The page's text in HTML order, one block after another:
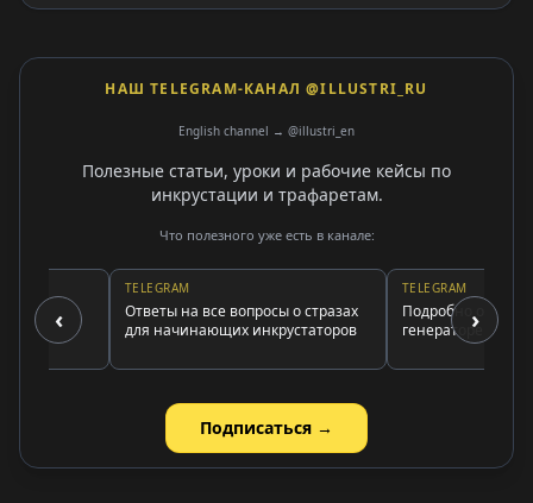
НАШ TELEGRAM-КАНАЛ @ILLUSTRI_RU
English channel → @illustri_en
Полезные статьи, уроки и рабочие кейсы по
инкрустации и трафаретам.
Что полезного уже есть в канале:
‹
TELEGRAM
Ответы на все вопросы о стразах
для начинающих инкрустаторов
TELEGRAM
Подробно о
генераторе ›
Подписаться →